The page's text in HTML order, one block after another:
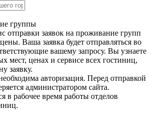
группы
отправки заявок на проживание групп
Ваша заявка будет отправляться во
вашему запросу. Вы узнаете
мест, ценах и сервисе всех гостиниц,
заявку.
авторизация. Перед отправкой
администратором сайта.
в рабочее время работы отделов